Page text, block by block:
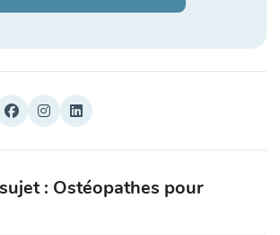
: Ostéopathes pour